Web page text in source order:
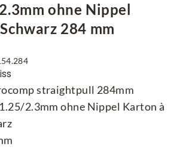
ohne Nippel
284 mm
straightpull 284mm
2.3mm ohne Nippel Karton à